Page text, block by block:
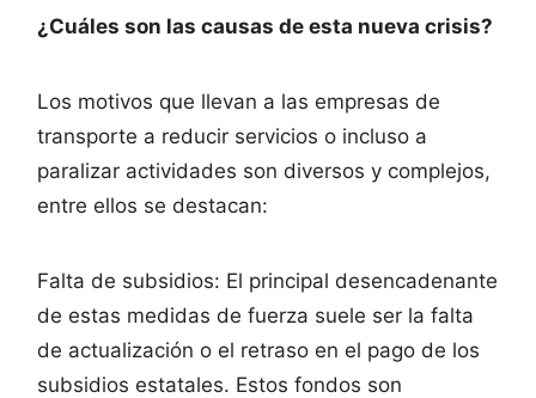
¿Cuáles son las causas de esta nueva crisis?
Los motivos que llevan a las empresas de
transporte a reducir servicios o incluso a
paralizar actividades son diversos y complejos,
entre ellos se destacan:
Falta de subsidios: El principal desencadenante
de estas medidas de fuerza suele ser la falta
de actualización o el retraso en el pago de los
subsidios estatales. Estos fondos son